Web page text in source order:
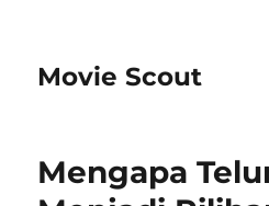
Movie Scout
Mengapa